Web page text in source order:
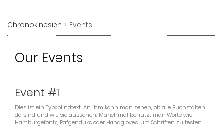
Chronokinesien Events
Our Events
Event #1
Dies ist ein Typoblindtext. An ihm kann man sehen, ob alle Buchstaben
da sind und wie sie aussehen. Manchmal benutzt man Worte wie
Hamburgefonts, Rafgenduks oder Handgloves, um Schriften zu testen.